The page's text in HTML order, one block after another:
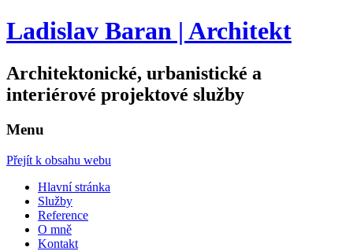
Ladislav Baran | Architekt
Architektonické, urbanistické a
interiérové projektové služby
Menu
Přejít k obsahu webu
Hlavní stránka
Služby
Reference
O mně
Kontakt